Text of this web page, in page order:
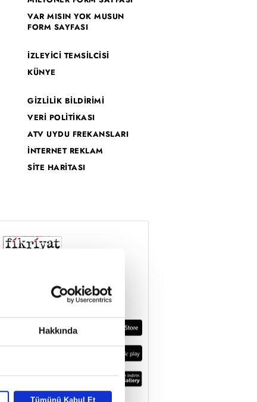
Hakkında
Tümünü Kabul Et
VAR MISIN YOK MUSUN
FORM SAYFASI
İZLEYİCİ TEMSİLCİSİ
KÜNYE
GİZLİLİK BİLDİRİMİ
VERİ POLİTİKASI
ATV UYDU FREKANSLARI
İNTERNET REKLAM
SİTE HARİTASI